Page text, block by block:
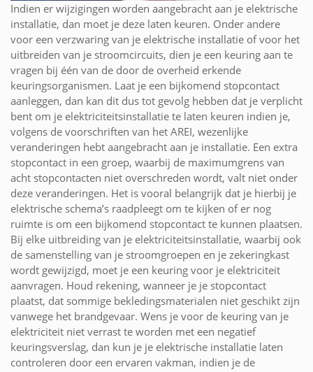
Indien er wijzigingen worden aangebracht aan je elektrische
installatie, dan moet je deze laten keuren. Onder andere
voor een verzwaring van je elektrische installatie of voor het
uitbreiden van je stroomcircuits, dien je een keuring aan te
vragen bij één van de door de overheid erkende
keuringsorganismen. Laat je een bijkomend stopcontact
aanleggen, dan kan dit dus tot gevolg hebben dat je verplicht
bent om je elektriciteitsinstallatie te laten keuren indien je,
volgens de voorschriften van het AREI, wezenlijke
veranderingen hebt aangebracht aan je installatie. Een extra
stopcontact in een groep, waarbij de maximumgrens van
acht stopcontacten niet overschreden wordt, valt niet onder
deze veranderingen. Het is vooral belangrijk dat je hierbij je
elektrische schema’s raadpleegt om te kijken of er nog
ruimte is om een bijkomend stopcontact te kunnen plaatsen.
Bij elke uitbreiding van je elektriciteitsinstallatie, waarbij ook
de samenstelling van je stroomgroepen en je zekeringkast
wordt gewijzigd, moet je een keuring voor je elektriciteit
aanvragen. Houd rekening, wanneer je je stopcontact
plaatst, dat sommige bekledingsmaterialen niet geschikt zijn
vanwege het brandgevaar. Wens je voor de keuring van je
elektriciteit niet verrast te worden met een negatief
keuringsverslag, dan kun je je elektrische installatie laten
controleren door een ervaren vakman, indien je de